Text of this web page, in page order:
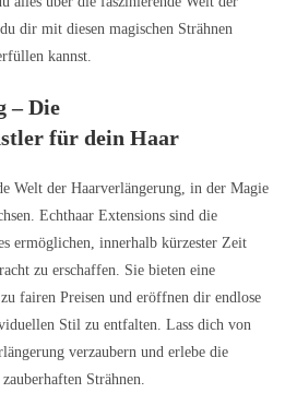
dir mit diesen magischen Strähnen
kannst.
– Die
für dein Haar
Welt der Haarverlängerung, in der Magie
Echthaar Extensions sind die
ermöglichen, innerhalb kürzester Zeit
zu erschaffen. Sie bieten eine
fairen Preisen und eröffnen dir endlose
Stil zu entfalten. Lass dich von
verzaubern und erlebe die
Strähnen.